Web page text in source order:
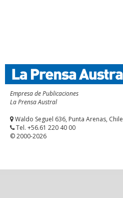
Empresa de Publicaciones
La Prensa Austral
Waldo Seguel 636, Punta Arenas, Chile
Tel. +56.61 220 40 00
© 2000-2026